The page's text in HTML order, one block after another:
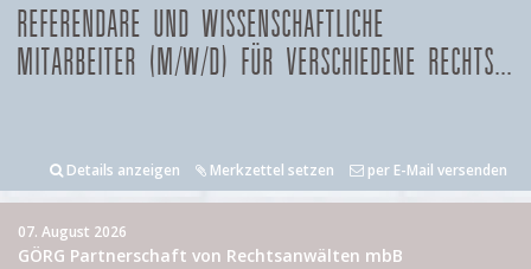
REFERENDARE UND WISSENSCHAFTLICHE
MITARBEITER (M/W/D) FÜR VERSCHIEDENE RECHTS...
Details anzeigen Merkzettel setzen per E-Mail versenden
07. August 2026
GÖRG Partnerschaft von Rechtsanwälten mbB